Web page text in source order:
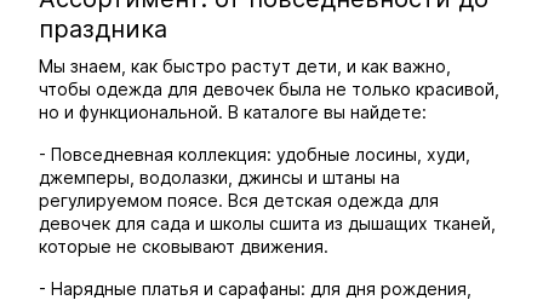
праздника
Мы знаем, как быстро растут дети, и как важно,
чтобы одежда для девочек была не только красивой,
но и функциональной. В каталоге вы найдете:
- Повседневная коллекция: удобные лосины, худи,
джемперы, водолазки, джинсы и штаны на
регулируемом поясе. Вся детская одежда для
девочек для сада и школы сшита из дышащих тканей,
которые не сковывают движения.
- Нарядные платья и сарафаны: для дня рождения,